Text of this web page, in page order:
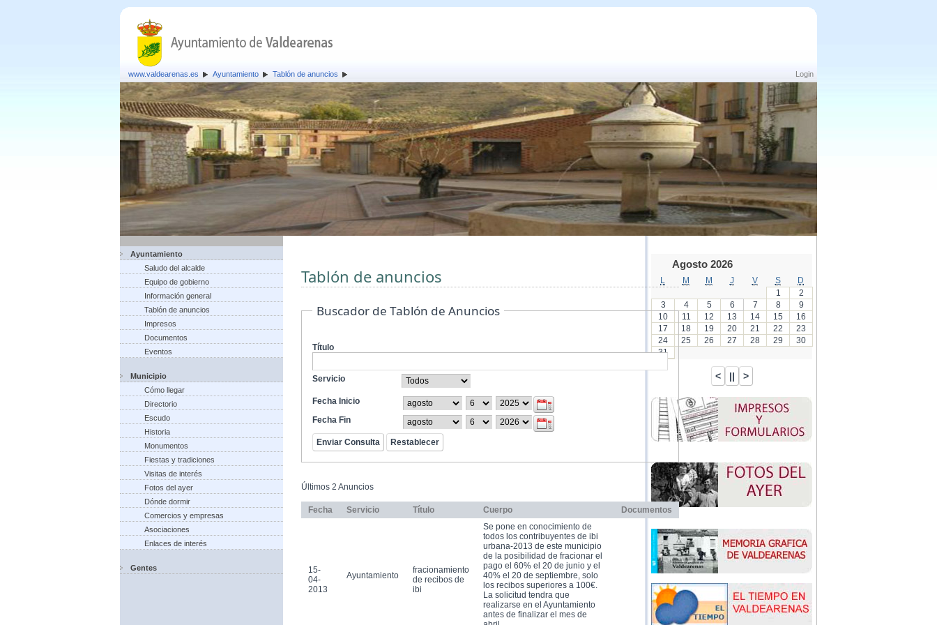
Login
www.valdearenas.es Ayuntamiento Tablón de anuncios
Ayuntamiento
Saludo del alcalde
Equipo de gobierno
Información general
Tablón de anuncios
Impresos
Documentos
Eventos
Municipio
Cómo llegar
Directorio
Escudo
Historia
Monumentos
Fiestas y tradiciones
Visitas de interés
Fotos del ayer
Dónde dormir
Comercios y empresas
Asociaciones
Enlaces de interés
Gentes
Tablón de anuncios
Buscador de Tablón de Anuncios
Título
Servicio
Fecha Inicio
Fecha Fin
Últimos 2 Anuncios
Fecha Servicio Título Cuerpo Documentos
15-
04-
2013
Ayuntamiento
fracionamiento
de recibos de
ibi
Se pone en conocimiento de
todos los contribuyentes de ibi
urbana-2013 de este municipio
de la posibilidad de fracionar el
pago el 60% el 20 de junio y el
40% el 20 de septiembre, solo
los recibos superiores a 100€.
La solicitud tendra que
realizarse en el Ayuntamiento
antes de finalizar el mes de
Agosto 2026
M M J V S
D
1
2
3
4 5 6 7 8
9
10
11 12 13 14 15
16
17
18 19 20 21 22
23
24
25 26 27 28 29
30
31